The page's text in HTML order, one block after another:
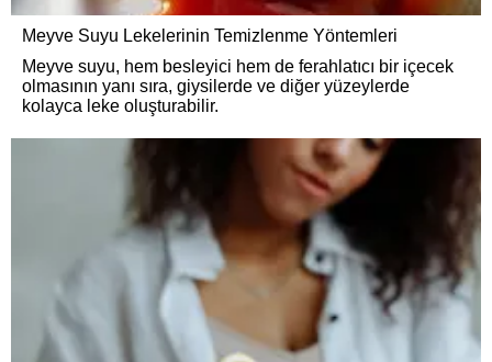
Meyve Suyu Lekelerinin Temizlenme Yöntemleri
Meyve suyu, hem besleyici hem de ferahlatıcı bir içecek
olmasının yanı sıra, giysilerde ve diğer yüzeylerde
kolayca leke oluşturabilir.